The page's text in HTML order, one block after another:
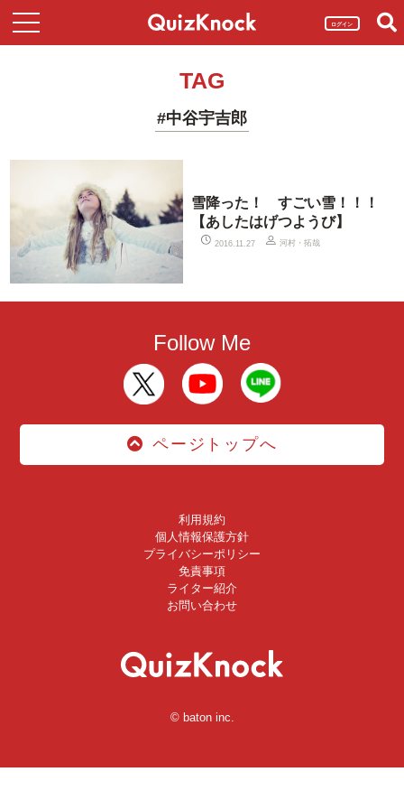
ログイン
TAG
#中谷宇吉郎
雪降った！ すごい雪！！！
【あしたはげつようび】
2016.11.27 河村・拓哉
Follow Me
ページトップへ
利用規約
個人情報保護方針
プライバシーポリシー
免責事項
ライター紹介
お問い合わせ
© baton inc.